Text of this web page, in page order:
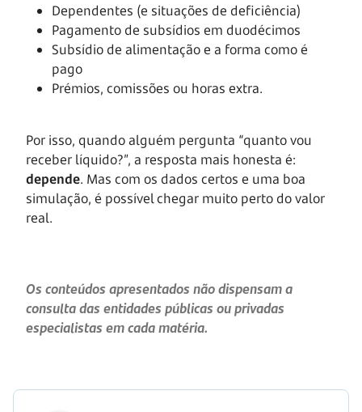
Dependentes (e situações de deficiência)
Pagamento de subsídios em duodécimos
Subsídio de alimentação e a forma como é
pago
Prémios, comissões ou horas extra.
Por isso, quando alguém pergunta “quanto vou
receber líquido?”, a resposta mais honesta é:
depende. Mas com os dados certos e uma boa
simulação, é possível chegar muito perto do valor
real.
Os conteúdos apresentados não dispensam a
consulta das entidades públicas ou privadas
especialistas em cada matéria.